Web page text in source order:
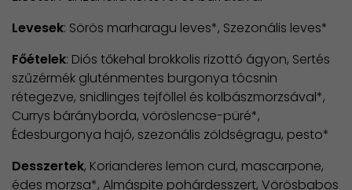
Levesek: Sörös marharagu leves*, Szezonális leves*
Főételek: Diós tőkehal brokkolis rizottó ágyon, Sertés
szűzérmék gluténmentes burgonya tócsnin
rétegezve, snidlinges tejföllel és kolbászmorzsával*,
Currys bárányborda, vöröslencse-püré*,
Édesburgonya hajó, szezonális zöldségragu, pesto*
Desszertek, Korianderes lemon curd, mascarpone,
édes morzsa*, Almáspite pohárdesszert, Vörösbabos